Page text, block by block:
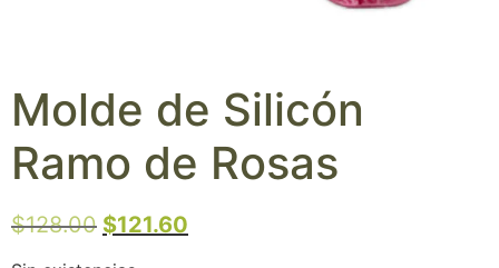
Molde de Silicón
Ramo de Rosas
$128.00 $121.60